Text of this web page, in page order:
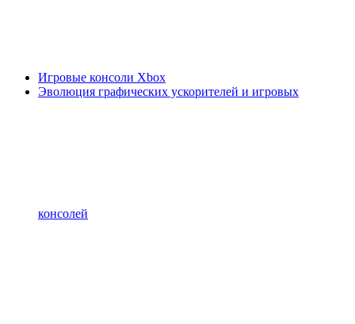
Игровые консоли Xbox
Эволюция графических ускорителей и игровых
консолей